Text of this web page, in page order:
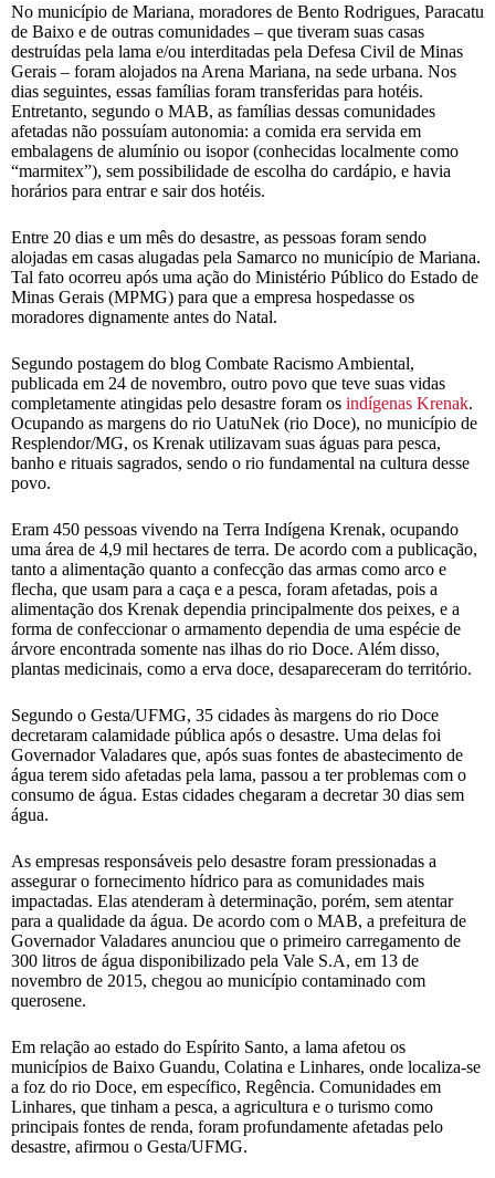
No município de Mariana, moradores de Bento Rodrigues, Paracatu
de Baixo e de outras comunidades – que tiveram suas casas
destruídas pela lama e/ou interditadas pela Defesa Civil de Minas
Gerais – foram alojados na Arena Mariana, na sede urbana. Nos
dias seguintes, essas famílias foram transferidas para hotéis.
Entretanto, segundo o MAB, as famílias dessas comunidades
afetadas não possuíam autonomia: a comida era servida em
embalagens de alumínio ou isopor (conhecidas localmente como
“marmitex”), sem possibilidade de escolha do cardápio, e havia
horários para entrar e sair dos hotéis.
Entre 20 dias e um mês do desastre, as pessoas foram sendo
alojadas em casas alugadas pela Samarco no município de Mariana.
Tal fato ocorreu após uma ação do Ministério Público do Estado de
Minas Gerais (MPMG) para que a empresa hospedasse os
moradores dignamente antes do Natal.
Segundo postagem do blog Combate Racismo Ambiental,
publicada em 24 de novembro, outro povo que teve suas vidas
completamente atingidas pelo desastre foram os indígenas Krenak.
Ocupando as margens do rio UatuNek (rio Doce), no município de
Resplendor/MG, os Krenak utilizavam suas águas para pesca,
banho e rituais sagrados, sendo o rio fundamental na cultura desse
povo.
Eram 450 pessoas vivendo na Terra Indígena Krenak, ocupando
uma área de 4,9 mil hectares de terra. De acordo com a publicação,
tanto a alimentação quanto a confecção das armas como arco e
flecha, que usam para a caça e a pesca, foram afetadas, pois a
alimentação dos Krenak dependia principalmente dos peixes, e a
forma de confeccionar o armamento dependia de uma espécie de
árvore encontrada somente nas ilhas do rio Doce. Além disso,
plantas medicinais, como a erva doce, desapareceram do território.
Segundo o Gesta/UFMG, 35 cidades às margens do rio Doce
decretaram calamidade pública após o desastre. Uma delas foi
Governador Valadares que, após suas fontes de abastecimento de
água terem sido afetadas pela lama, passou a ter problemas com o
consumo de água. Estas cidades chegaram a decretar 30 dias sem
água.
As empresas responsáveis pelo desastre foram pressionadas a
assegurar o fornecimento hídrico para as comunidades mais
impactadas. Elas atenderam à determinação, porém, sem atentar
para a qualidade da água. De acordo com o MAB, a prefeitura de
Governador Valadares anunciou que o primeiro carregamento de
300 litros de água disponibilizado pela Vale S.A, em 13 de
novembro de 2015, chegou ao município contaminado com
querosene.
Em relação ao estado do Espírito Santo, a lama afetou os
municípios de Baixo Guandu, Colatina e Linhares, onde localiza-se
a foz do rio Doce, em específico, Regência. Comunidades em
Linhares, que tinham a pesca, a agricultura e o turismo como
principais fontes de renda, foram profundamente afetadas pelo
desastre, afirmou o Gesta/UFMG.